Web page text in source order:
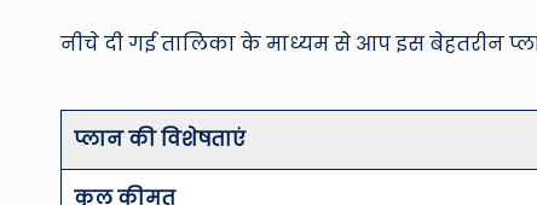
नीचे दी गई तालिका के माध्यम से आप इस बेहतरीन
प्लान की विशेषताएं
कुल कीमत